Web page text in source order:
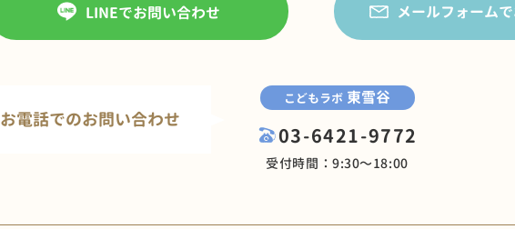
LINEでお問い合わせ メールフォーム
お電話でのお問い合わせ
こどもラボ 東雪谷
03-6421-9772
受付時間：9:30〜18:00